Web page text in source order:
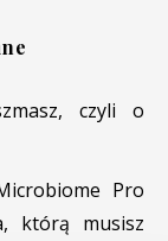
czyli o
Pro
którą musisz